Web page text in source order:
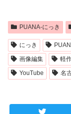
PUANA-にっき
にっき
画像編集
軽
YouTube
名